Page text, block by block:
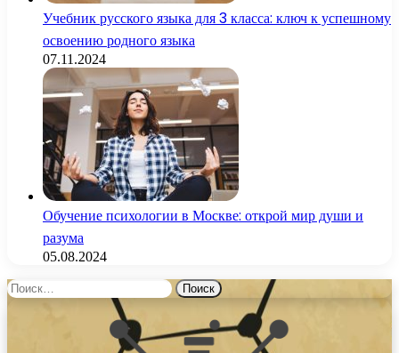
Учебник русского языка для 3 класса: ключ к успешному
освоению родного языка
07.11.2024
Обучение психологии в Москве: открой мир души и
разума
05.08.2024
Найти: